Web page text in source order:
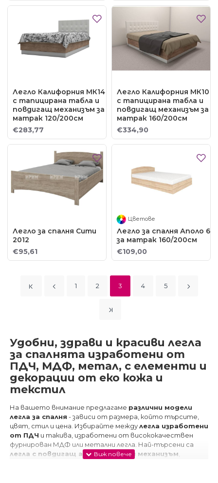
Легло Калифорния МК14
с тапицирана табла и
повдигащ механизъм за
матрак 120/200см
€283,77
Легло Калифорния МК10
с тапицирана табла и
повдигащ механизъм за
матрак 160/200см
€334,90
Легло за спалня Сити
2012
€95,61
Цветове
Легло за спалня Аполо 6
за матрак 160/200см
€109,00
1 2 3 4 5
Удобни, здрави и красиви легла
за спалнята изработени от
ПДЧ, МДФ, метал, с елементи и
декорации от еко кожа и
текстил
На вашето внимание предлагаме различни модели
легла за спалня - зависи от размера, който търсите,
цвят, стил и цена. Избирайте междулегла изработени
от ПДЧ и такива, изработени от висококачествен
фурнирован МДФ или метални легла. Най-търсени са
легла с повдигащ амортисьорен механизъм